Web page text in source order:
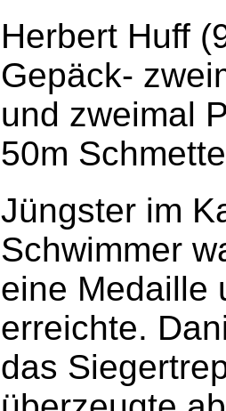
Herbert Huff
Gepäck-
und zweimal
50m
Jüngster im
Schwimmer
eine Medaille
erreichte.
das